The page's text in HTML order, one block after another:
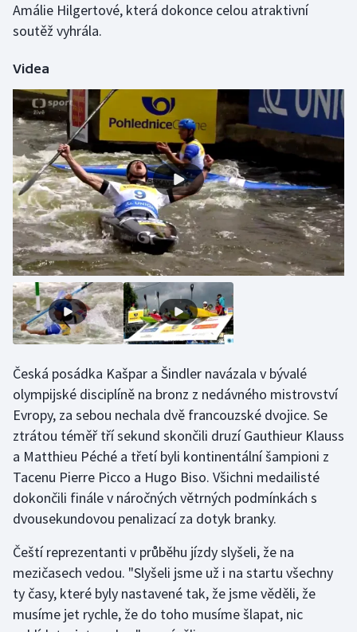
Plavání
Ragby
Rychlobruslení
Rychlostní kanoistika
Short track
Sportovní střelba
Stolní tenis
Triatlon
Vodní slalom
Volejbal
Ostatní
Amálie Hilgertové, která dokonce celou atraktivní
soutěž vyhrála.
Videa
Česká posádka Kašpar a Šindler navázala v bývalé
olympijské disciplíně na bronz z nedávného mistrovství
Evropy, za sebou nechala dvě francouzské dvojice. Se
ztrátou téměř tří sekund skončili druzí Gauthieur Klauss
a Matthieu Péché a třetí byli kontinentální šampioni z
Tacenu Pierre Picco a Hugo Biso. Všichni medailisté
dokončili finále v náročných větrných podmínkách s
dvousekundovou penalizací za dotyk branky.
Čeští reprezentanti v průběhu jízdy slyšeli, že na
mezičasech vedou. "Slyšeli jsme už i na startu všechny
ty časy, které byly nastavené tak, že jsme věděli, že
musíme jet rychle, že do toho musíme šlapat, nic